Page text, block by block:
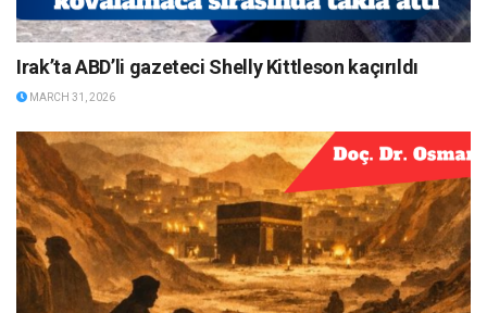
Irak’ta ABD’li gazeteci Shelly Kittleson kaçırıldı
MARCH 31, 2026